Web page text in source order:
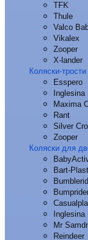
TFK
Thule
Valco
Vikalex
Zooper
X-lander
Коляски-трости
Esspero
Inglesina
Maxima
Rant
Silver
Zooper
Коляски для
Bart-Plast
Inglesina
Mr
Reindeer